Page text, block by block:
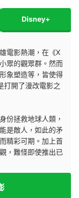
Disney+
電影熱潮，在《X
眾的觀眾群。然而
象塑造等，皆使得
打開了漫改電影之
份拯救地球人類，
是敵人，如此的矛
精彩可期。加上首
，難怪即使推出已